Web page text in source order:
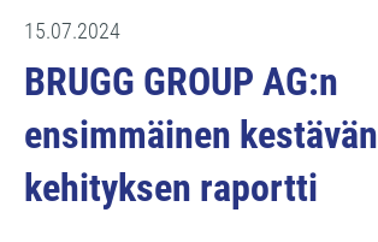
15.07.2024
BRUGG GROUP AG:n
ensimmäinen kestävän
kehityksen raportti